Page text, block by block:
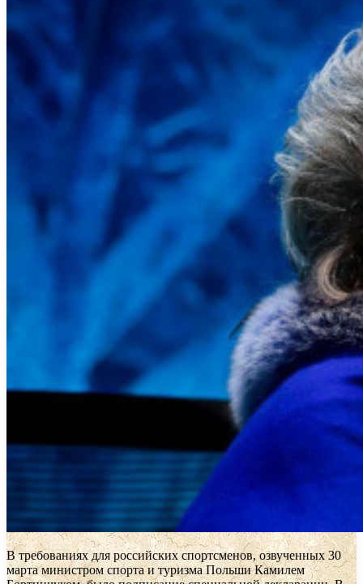
В требованиях для российских спортсменов, озвученных 30
марта министром спорта и туризма Польши Камилем